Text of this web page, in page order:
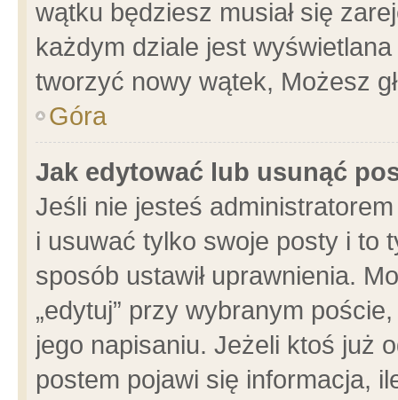
wątku będziesz musiał się
każdym dziale jest
tworzyć nowy wątek, Możesz
Góra
Jak edytować lub usunąć
Jeśli nie jesteś
i usuwać tylko swoje posty i to
sposób ustawił uprawnienia.
„edytuj” przy wybranym
jego napisaniu. Jeżeli ktoś już
postem pojawi się informacja,